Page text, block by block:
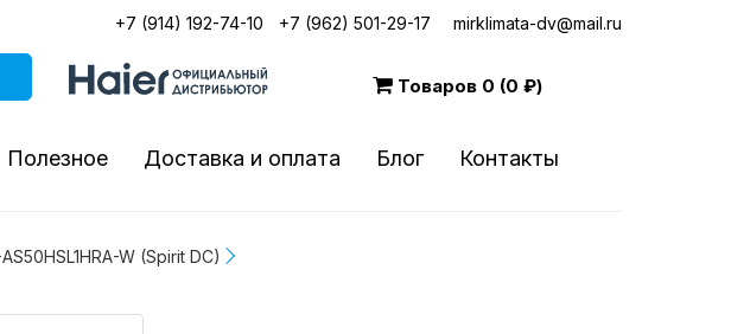
+7 (914) 192-74-10 +7 (962) 501-29-17 mirklimata-dv@mail.ru
Товаров 0 (0 ₽)
Полезное Доставка и оплата Блог Контакты
W (Spirit DC)